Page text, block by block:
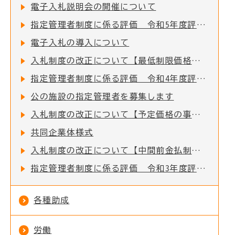
電子入札説明会の開催について
指定管理者制度に係る評価 令和5年度評価結果
電子入札の導入について
入札制度の改正について【最低制限価格制度の一部改正について】
指定管理者制度に係る評価 令和4年度評価結果
公の施設の指定管理者を募集します
入札制度の改正について【予定価格の事前公表の試行について】
共同企業体様式
入札制度の改正について【中間前金払制度の導入について】
指定管理者制度に係る評価 令和3年度評価結果
各種助成
労働